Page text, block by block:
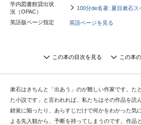
学内図書館貸出状
況（OPAC）
100分de名著: 夏目漱石ス
英語版ページ指定 英語ページを見る
この本の目次を見る この本
漱石はきちんと「出あう」のが難しい作家です。た
た小説です」と言われれば、私たちはその作品を読
錯覚に陥ったり、あらすじだけで何かをわかった気
よる先入観から、予断を持ってしまうのです。作品